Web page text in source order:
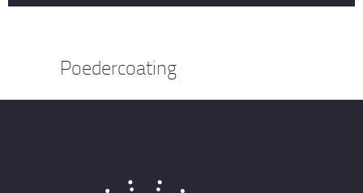
Poedercoating